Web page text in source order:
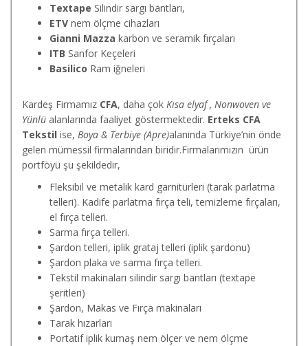
Textape Silindir sargı bantları,
ETV nem ölçme cihazları
Gianni Mazza karbon ve seramik fırçaları
ITB Sanfor Keçeleri
Basilico Ram iğneleri
Kardeş Firmamız CFA, daha çok Kısa elyaf , Nonwoven ve
Yünlü alanlarında faaliyet göstermektedir. Erteks CFA
Tekstil ise, Boya & Terbiye (Apre)alanında Türkiye’nin önde
gelen mümessil firmalarından biridir.Firmalarımızın ürün
portföyü şu şekildedir,
Fleksibil ve metalik kard garnitürleri (tarak parlatma
telleri). Kadife parlatma fırça teli, temizleme fırçaları,
el fırça telleri.
Sarma fırça telleri.
Şardon telleri, iplik grataj telleri (iplik şardonu)
Şardon plaka ve sarma fırça telleri.
Tekstil makinaları silindir sargı bantları (textape
şeritleri)
Şardon, Makas ve Fırça makinaları
Tarak hızarları
Portatif iplik kumaş nem ölçer ve nem ölçme